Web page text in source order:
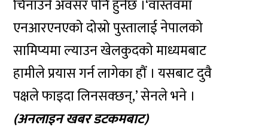
चिनाउने अवसर पनि हुनेछ ।‘वास्तवमा
एनआरएनएको दोस्रो पुस्तालाई नेपालको
सामिप्यमा ल्याउन खेलकुदको माध्यमबाट
हामीले प्रयास गर्न लागेका हौं । यसबाट दुवै
पक्षले फाइदा लिनसक्छन्,’ सेनले भने ।
(अनलाइन खबर डटकमबाट)